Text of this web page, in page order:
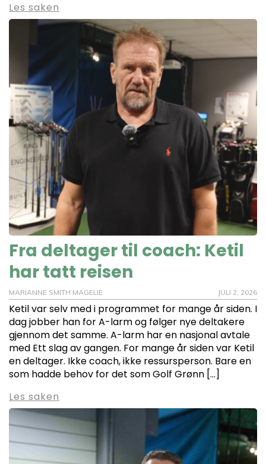
Les saken
Fra deltager til coach: Ketil
har tatt reisen
MARIANNE SMITH MAGELIE JULI 2, 2026
Ketil var selv med i programmet for mange år siden. I
dag jobber han for A-larm og følger nye deltakere
gjennom det samme. A-larm har en nasjonal avtale
med Ett slag av gangen. For mange år siden var Ketil
en deltager. Ikke coach, ikke ressursperson. Bare en
som hadde behov for det som Golf Grønn […]
Les saken